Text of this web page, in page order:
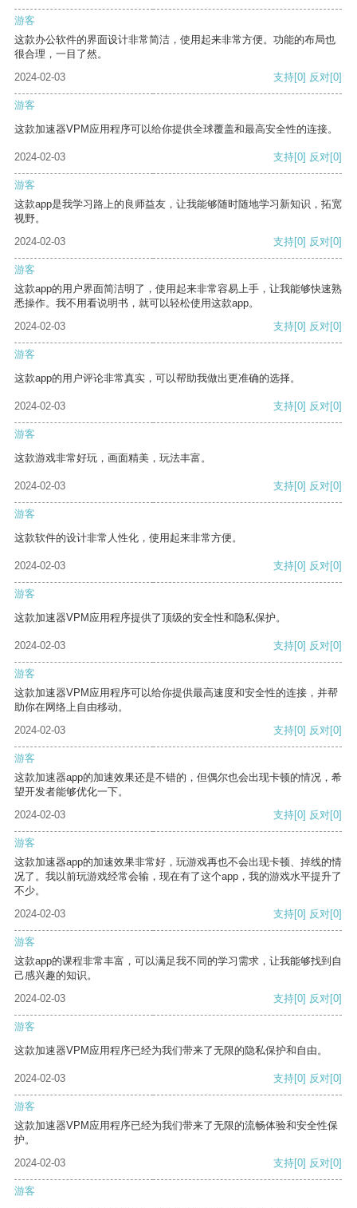
游客
这款办公软件的界面设计非常简洁，使用起来非常方便。功能的布局也
很合理，一目了然。
2024-02-03
支持[0] 反对[0]
游客
这款加速器VPM应用程序可以给你提供全球覆盖和最高安全性的连接。
2024-02-03 支持[0] 反对[0]
游客
这款app是我学习路上的良师益友，让我能够随时随地学习新知识，拓宽
视野。
2024-02-03
支持[0] 反对[0]
游客
这款app的用户界面简洁明了，使用起来非常容易上手，让我能够快速熟
悉操作。我不用看说明书，就可以轻松使用这款app。
2024-02-03
支持[0] 反对[0]
游客
这款app的用户评论非常真实，可以帮助我做出更准确的选择。
2024-02-03 支持[0] 反对[0]
游客
这款游戏非常好玩，画面精美，玩法丰富。
2024-02-03 支持[0] 反对[0]
游客
这款软件的设计非常人性化，使用起来非常方便。
2024-02-03 支持[0] 反对[0]
游客
这款加速器VPM应用程序提供了顶级的安全性和隐私保护。
2024-02-03 支持[0] 反对[0]
游客
这款加速器VPM应用程序可以给你提供最高速度和安全性的连接，并帮
助你在网络上自由移动。
2024-02-03
支持[0] 反对[0]
游客
这款加速器app的加速效果还是不错的，但偶尔也会出现卡顿的情况，希
望开发者能够优化一下。
2024-02-03
支持[0] 反对[0]
游客
这款加速器app的加速效果非常好，玩游戏再也不会出现卡顿、掉线的情
况了。我以前玩游戏经常会输，现在有了这个app，我的游戏水平提升了
不少。
2024-02-03
支持[0] 反对[0]
游客
这款app的课程非常丰富，可以满足我不同的学习需求，让我能够找到自
己感兴趣的知识。
2024-02-03
支持[0] 反对[0]
游客
这款加速器VPM应用程序已经为我们带来了无限的隐私保护和自由。
2024-02-03 支持[0] 反对[0]
游客
这款加速器VPM应用程序已经为我们带来了无限的流畅体验和安全性保
护。
2024-02-03
支持[0] 反对[0]
游客